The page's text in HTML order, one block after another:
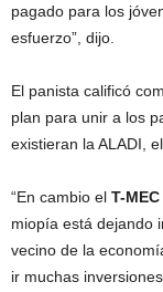
pagado para los
esfuerzo”, dijo.
El panista calificó
plan para unir a los
existieran la ALADI,
“En cambio el T-MEC
miopía está dejando
vecino de la
ir muchas